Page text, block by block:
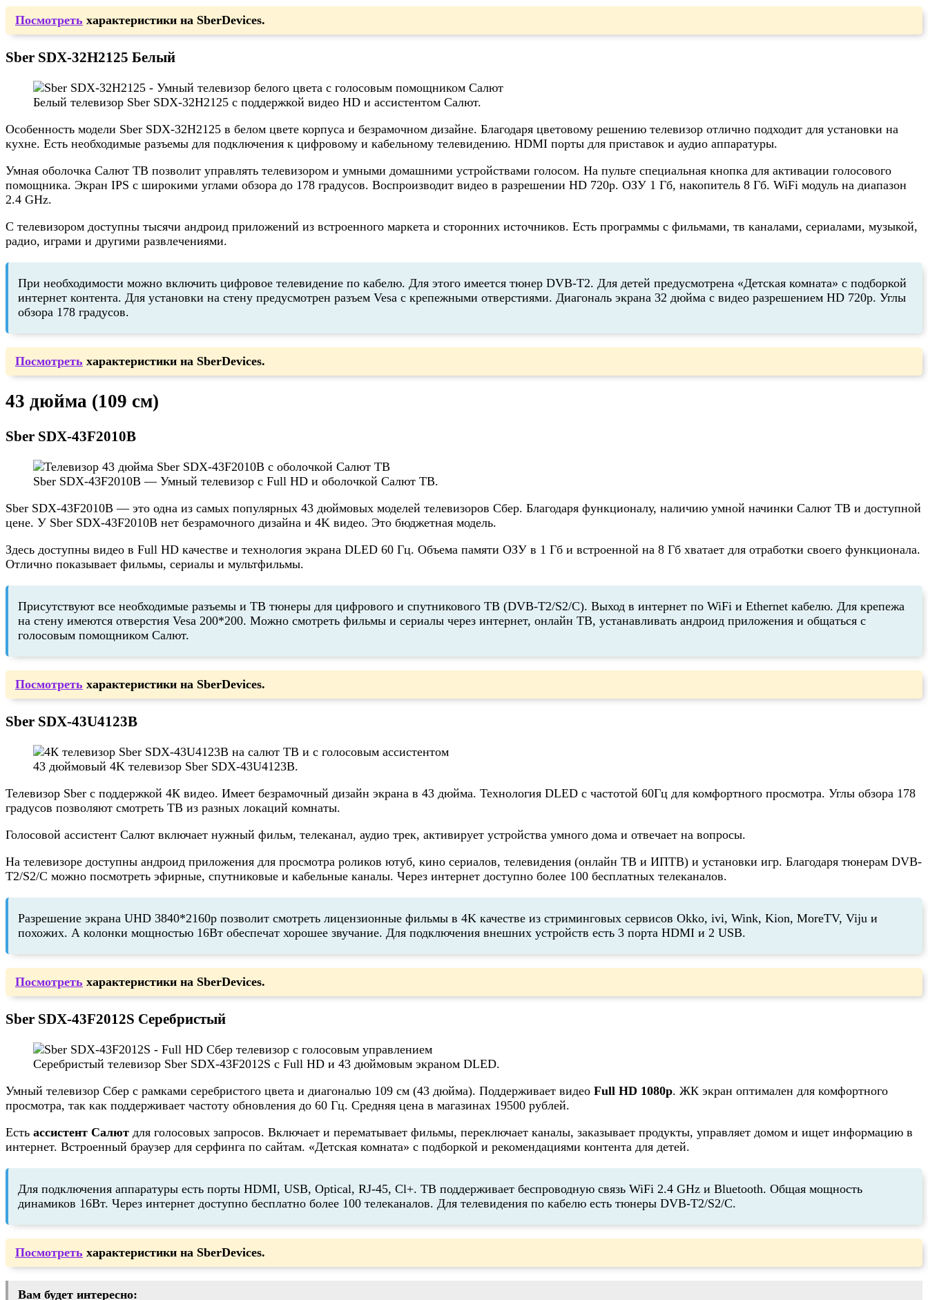
Посмотреть характеристики на SberDevices.
Sber SDX-32H2125 Белый
Белый телевизор Sber SDX-32H2125 с поддержкой видео HD и ассистентом Салют.
Особенность модели Sber SDX-32H2125 в белом цвете корпуса и безрамочном дизайне. Благодаря цветовому решению телевизор отлично подходит для установки на
кухне. Есть необходимые разъемы для подключения к цифровому и кабельному телевидению. HDMI порты для приставок и аудио аппаратуры.
Умная оболочка Салют ТВ позволит управлять телевизором и умными домашними устройствами голосом. На пульте специальная кнопка для активации голосового
помощника. Экран IPS с широкими углами обзора до 178 градусов. Воспроизводит видео в разрешении HD 720p. ОЗУ 1 Гб, накопитель 8 Гб. WiFi модуль на диапазон
2.4 GHz.
С телевизором доступны тысячи андроид приложений из встроенного маркета и сторонних источников. Есть программы с фильмами, тв каналами, сериалами, музыкой,
радио, играми и другими развлечениями.
При необходимости можно включить цифровое телевидение по кабелю. Для этого имеется тюнер DVB-T2. Для детей предусмотрена «Детская комната» с подборкой
интернет контента. Для установки на стену предусмотрен разъем Vesa с крепежными отверстиями. Диагональ экрана 32 дюйма с видео разрешением HD 720p. Углы
обзора 178 градусов.
Посмотреть характеристики на SberDevices.
43 дюйма (109 см)
Sber SDX-43F2010B
Sber SDX-43F2010B — Умный телевизор с Full HD и оболочкой Салют ТВ.
Sber SDX-43F2010B — это одна из самых популярных 43 дюймовых моделей телевизоров Сбер. Благодаря функционалу, наличию умной начинки Салют ТВ и доступной
цене. У Sber SDX-43F2010B нет безрамочного дизайна и 4K видео. Это бюджетная модель.
Здесь доступны видео в Full HD качестве и технология экрана DLED 60 Гц. Объема памяти ОЗУ в 1 Гб и встроенной на 8 Гб хватает для отработки своего функционала.
Отлично показывает фильмы, сериалы и мультфильмы.
Присутствуют все необходимые разъемы и ТВ тюнеры для цифрового и спутникового ТВ (DVB-T2/S2/C). Выход в интернет по WiFi и Ethernet кабелю. Для крепежа
на стену имеются отверстия Vesa 200*200. Можно смотреть фильмы и сериалы через интернет, онлайн ТВ, устанавливать андроид приложения и общаться с
голосовым помощником Салют.
Посмотреть характеристики на SberDevices.
Sber SDX-43U4123B
43 дюймовый 4K телевизор Sber SDX-43U4123B.
Телевизор Sber с поддержкой 4К видео. Имеет безрамочный дизайн экрана в 43 дюйма. Технология DLED с частотой 60Гц для комфортного просмотра. Углы обзора 178
градусов позволяют смотреть ТВ из разных локаций комнаты.
Голосовой ассистент Салют включает нужный фильм, телеканал, аудио трек, активирует устройства умного дома и отвечает на вопросы.
На телевизоре доступны андроид приложения для просмотра роликов ютуб, кино сериалов, телевидения (онлайн ТВ и ИПТВ) и установки игр. Благодаря тюнерам DVB-
T2/S2/C можно посмотреть эфирные, спутниковые и кабельные каналы. Через интернет доступно более 100 бесплатных телеканалов.
Разрешение экрана UHD 3840*2160p позволит смотреть лицензионные фильмы в 4K качестве из стриминговых сервисов Okko, ivi, Wink, Kion, MoreTV, Viju и
похожих. А колонки мощностью 16Вт обеспечат хорошее звучание. Для подключения внешних устройств есть 3 порта HDMI и 2 USB.
Посмотреть характеристики на SberDevices.
Sber SDX-43F2012S Серебристый
Серебристый телевизор Sber SDX-43F2012S с Full HD и 43 дюймовым экраном DLED.
Умный телевизор Сбер с рамками серебристого цвета и диагональю 109 см (43 дюйма). Поддерживает видео Full HD 1080p. ЖК экран оптимален для комфортного
просмотра, так как поддерживает частоту обновления до 60 Гц. Средняя цена в магазинах 19500 рублей.
Есть ассистент Салют для голосовых запросов. Включает и перематывает фильмы, переключает каналы, заказывает продукты, управляет домом и ищет информацию в
интернет. Встроенный браузер для серфинга по сайтам. «Детская комната» с подборкой и рекомендациями контента для детей.
Для подключения аппаратуры есть порты HDMI, USB, Optical, RJ-45, Cl+. ТВ поддерживает беспроводную связь WiFi 2.4 GHz и Bluetooth. Общая мощность
динамиков 16Вт. Через интернет доступно бесплатно более 100 телеканалов. Для телевидения по кабелю есть тюнеры DVB-T2/S2/C.
Посмотреть характеристики на SberDevices.
Вам будет интересно: